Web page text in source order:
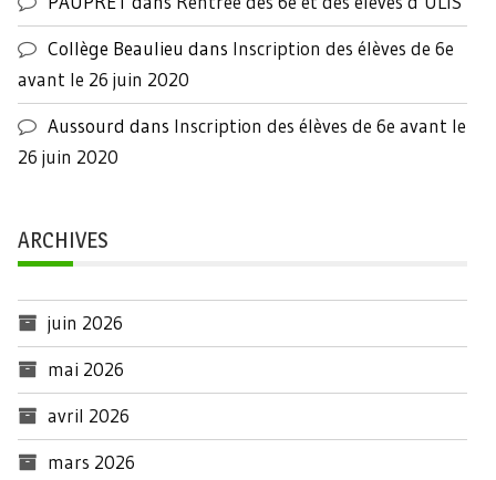
Collège Beaulieu dans Inscription des élèves de 6e
avant le 26 juin 2020
Aussourd dans Inscription des élèves de 6e avant le
26 juin 2020
ARCHIVES
juin 2026
mai 2026
avril 2026
mars 2026